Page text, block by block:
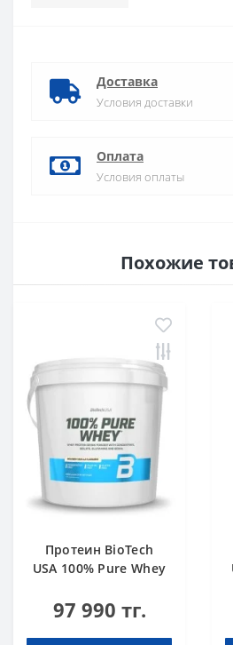
Доставка
Условия доставки
Оплата
Условия оплаты
Похожие
Протеин BioTech
USA 100% Pure Whey
g
97 990 тг.